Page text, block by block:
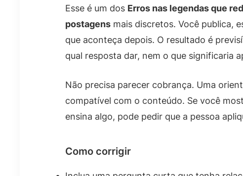
Esse é um dos Erros nas legendas que
postagens mais discretos. Você publica,
que aconteça depois. O resultado é
qual resposta dar, nem o que significaria
Não precisa parecer cobrança. Uma
compatível com o conteúdo. Se você
ensina algo, pode pedir que a pessoa
Como corrigir